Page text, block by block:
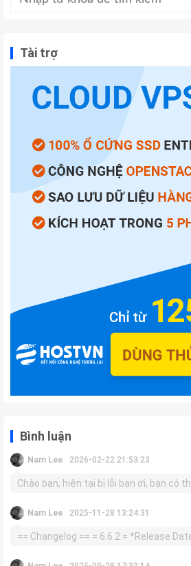
Tài trợ
Bình luận
Nam Lee 2026-02-22 21:53:23
Chào bạn, hiện tại bị lỗi bạn ơi, bạn có
Nam Lee 2025-11-28 13:24:31
== Changelog == = 6.6.2 = *Release